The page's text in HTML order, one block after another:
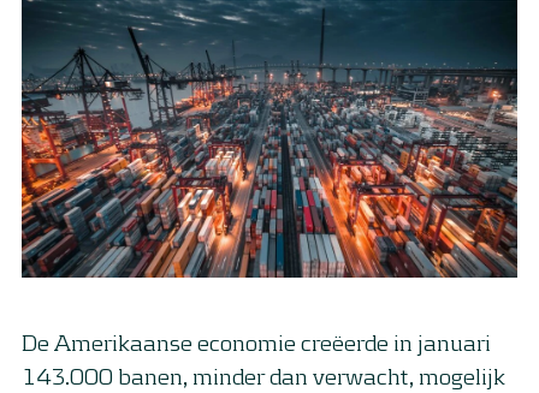
De Amerikaanse economie creëerde in januari
143.000 banen, minder dan verwacht, mogelijk